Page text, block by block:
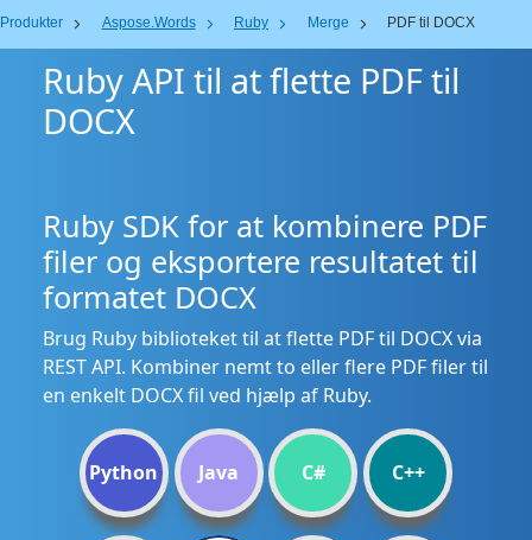
Produkter Aspose.Words Ruby Merge PDF til DOCX
Ruby API til at flette PDF til
DOCX
Ruby SDK for at kombinere PDF
filer og eksportere resultatet til
formatet DOCX
Brug Ruby biblioteket til at flette PDF til DOCX via
REST API. Kombiner nemt to eller flere PDF filer til
en enkelt DOCX fil ved hjælp af Ruby.
Python Java C# C++